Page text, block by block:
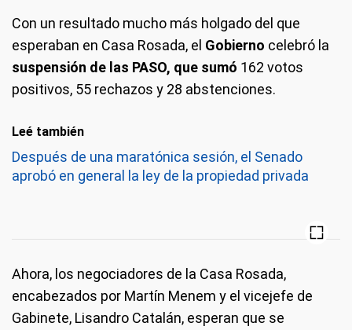
Con un resultado mucho más holgado del que
esperaban en Casa Rosada, el Gobierno celebró la
suspensión de las PASO, que sumó 162 votos
positivos, 55 rechazos y 28 abstenciones.
Leé también
Después de una maratónica sesión, el Senado
aprobó en general la ley de la propiedad privada
Ahora, los negociadores de la Casa Rosada,
encabezados por Martín Menem y el vicejefe de
Gabinete, Lisandro Catalán, esperan que se